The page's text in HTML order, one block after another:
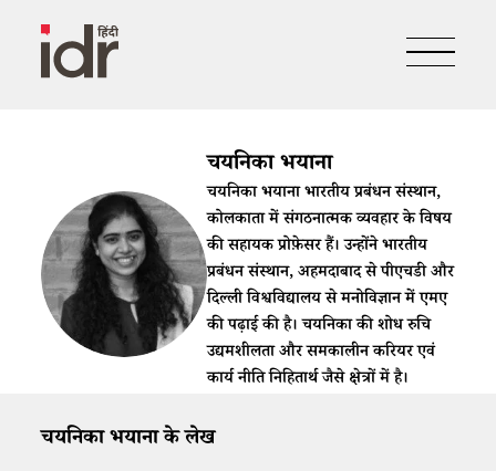
चयनिका भयाना
चयनिका भयाना भारतीय प्रबंधन संस्थान,
कोलकाता में संगठनात्मक व्यवहार के विषय
की सहायक प्रोफ़ेसर हैं। उन्होंने भारतीय
प्रबंधन संस्थान, अहमदाबाद से पीएचडी और
दिल्ली विश्वविद्यालय से मनोविज्ञान में एमए
की पढ़ाई की है। चयनिका की शोध रुचि
उद्यमशीलता और समकालीन करियर एवं
कार्य नीति निहितार्थ जैसे क्षेत्रों में है।
चयनिका भयाना के लेख